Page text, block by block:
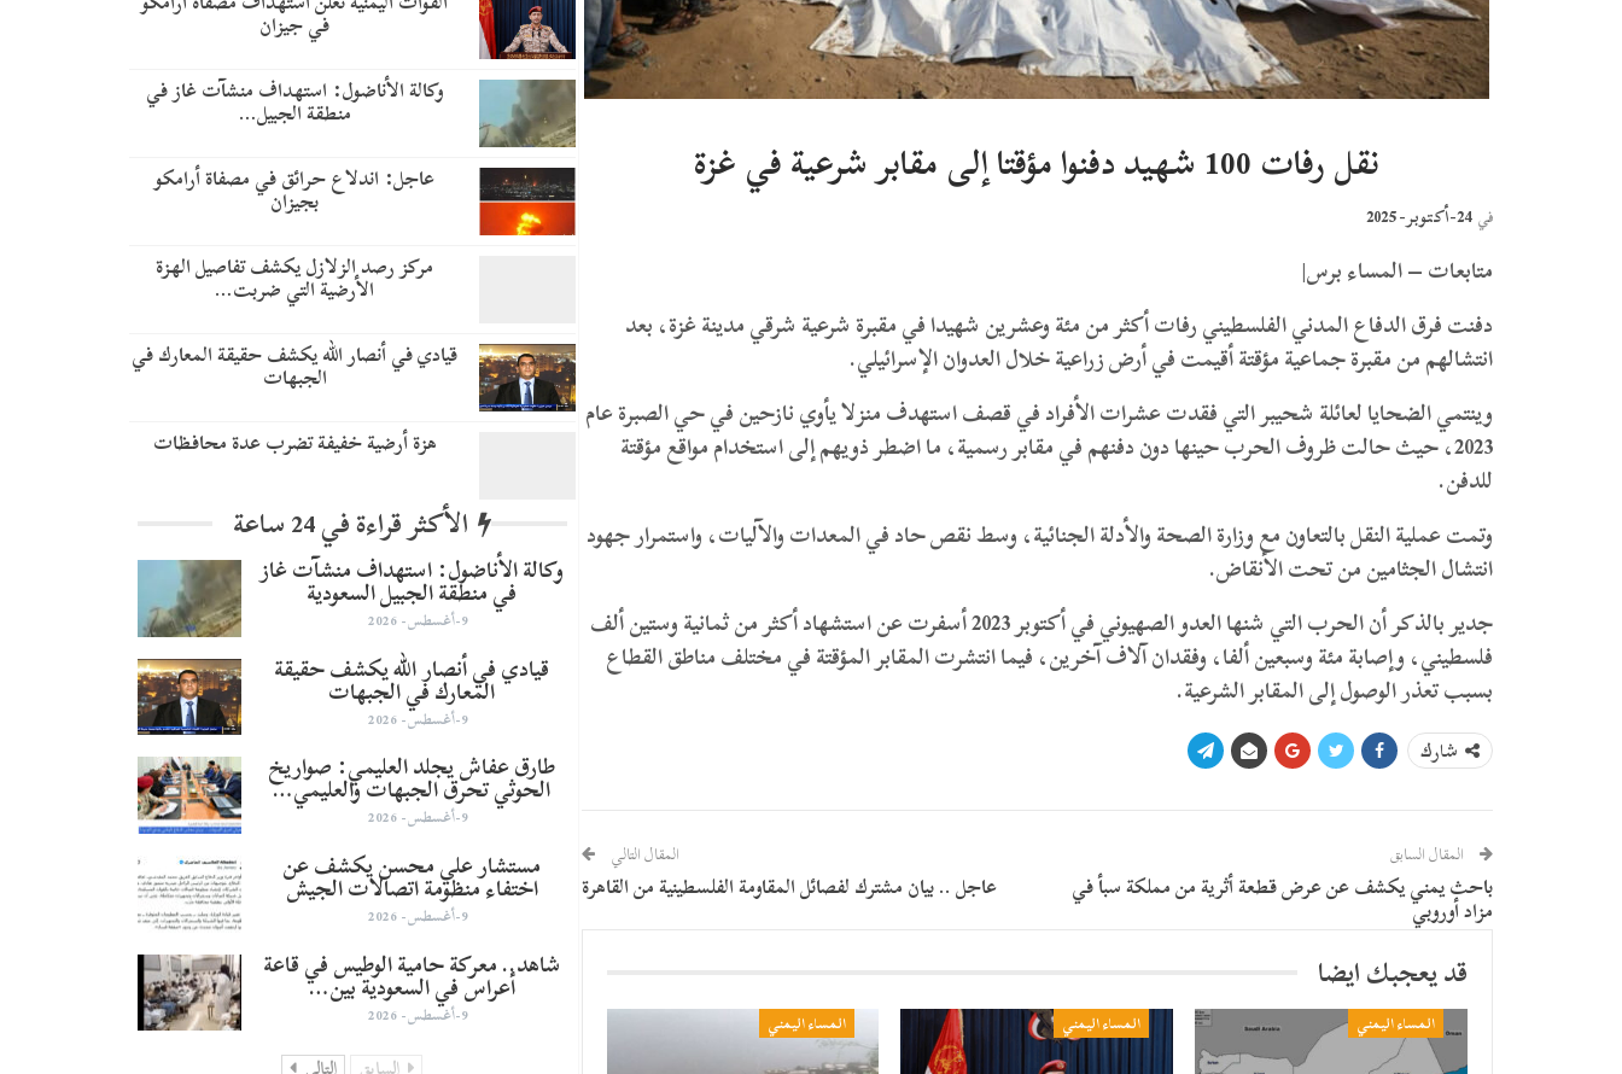
نقل رفات 100 شهيد دفنوا مؤقتا إلى مقابر شرعية في غزة
في 24-أكتوبر- 2025
متابعات – المساء برس|
دفنت فرق الدفاع المدني الفلسطيني رفات أكثر من مئة وعشرين شهيدا في مقبرة شرعية شرقي مدينة غزة، بعد
انتشالهم من مقبرة جماعية مؤقتة أقيمت في أرض زراعية خلال العدوان الإسرائيلي.
وينتمي الضحايا لعائلة شحيبر التي فقدت عشرات الأفراد في قصف استهدف منزلا يأوي نازحين في حي الصبرة عام
2023، حيث حالت ظروف الحرب حينها دون دفنهم في مقابر رسمية، ما اضطر ذويهم إلى استخدام مواقع مؤقتة
للدفن.
وتمت عملية النقل بالتعاون مع وزارة الصحة والأدلة الجنائية، وسط نقص حاد في المعدات والآليات، واستمرار جهود
انتشال الجثامين من تحت الأنقاض.
جدير بالذكر أن الحرب التي شنها العدو الصهيوني في أكتوبر 2023 أسفرت عن استشهاد أكثر من ثمانية وستين ألف
فلسطيني، وإصابة مئة وسبعين ألفا، وفقدان آلاف آخرين، فيما انتشرت المقابر المؤقتة في مختلف مناطق القطاع
بسبب تعذر الوصول إلى المقابر الشرعية.
شارك
المقال السابق
باحث يمني يكشف عن عرض قطعة أثرية من مملكة سبأ في
مزاد أوروبي
المقال التالي
عاجل .. بيان مشترك لفصائل المقاومة الفلسطينية من القاهرة
قد يعجبك ايضا
المساء اليمني المساء اليمني المساء اليمني
في جيزان
وكالة الأناضول: استهداف منشآت غاز في
منطقة الجبيل…
عاجل: اندلاع حرائق في مصفاة أرامكو
بجيزان
مركز رصد الزلازل يكشف تفاصيل الهزة
الأرضية التي ضربت…
قيادي في أنصار الله يكشف حقيقة المعارك في
الجبهات
هزة أرضية خفيفة تضرب عدة محافظات
الأكثر قراءة في 24 ساعة
وكالة الأناضول: استهداف منشآت غاز
في منطقة الجبيل السعودية
9-أغسطس- 2026
قيادي في أنصار الله يكشف حقيقة
المعارك في الجبهات
9-أغسطس- 2026
طارق عفاش يجلد العليمي: صواريخ
الحوثي تحرق الجبهات والعليمي…
9-أغسطس- 2026
مستشار علي محسن يكشف عن
اختفاء منظومة اتصالات الجيش
9-أغسطس- 2026
شاهد.. معركة حامية الوطيس في قاعة
أعراس في السعودية بين…
9-أغسطس- 2026